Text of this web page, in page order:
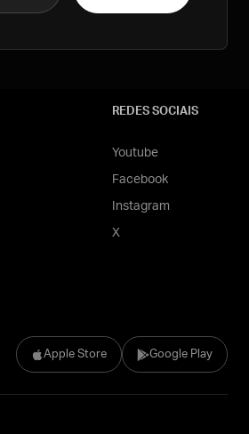
Apple Store Google Play
REDES SOCIAIS
Youtube
Facebook
Instagram
X